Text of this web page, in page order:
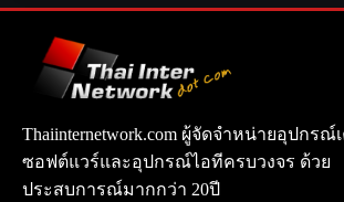
Thaiinternetwork.com ผู้จัดจำหน่ายอุปกรณ์
ซอฟต์แวร์และอุปกรณ์ไอทีครบวงจร ด้วย
ประสบการณ์มากกว่า 20ปี